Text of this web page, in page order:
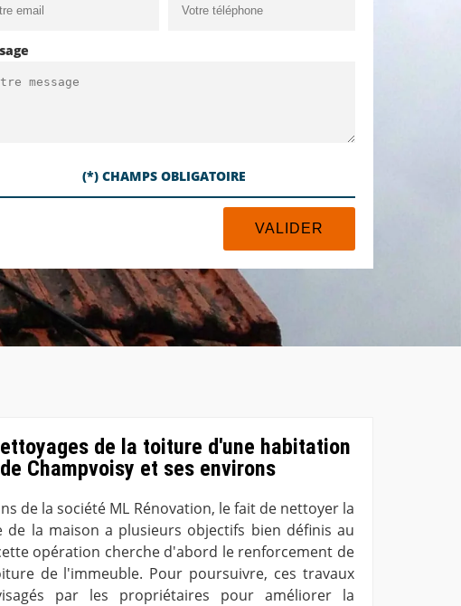
(*) CHAMPS OBLIGATOIRE
de la toiture d'une habitation
Champvoisy et ses environs
de la société ML Rénovation, le fait de nettoyer la
de la maison a plusieurs objectifs bien définis au
opération cherche d'abord le renforcement de
de l'immeuble. Pour poursuivre, ces travaux
par les propriétaires pour améliorer la